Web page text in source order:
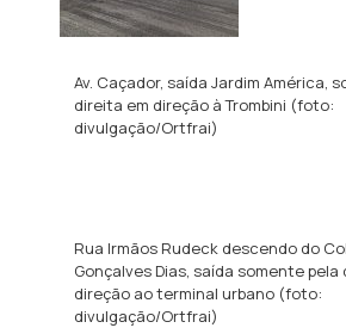
Av. Caçador, saída Jardim América,
direita em direção à Trombini (foto:
divulgação/Ortfrai)
Rua Irmãos Rudeck descendo do
Gonçalves Dias, saída somente pela
direção ao terminal urbano (foto:
divulgação/Ortfrai)